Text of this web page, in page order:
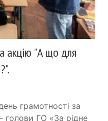
акцію "А що для
грамотності за
голови ГО «За рідне